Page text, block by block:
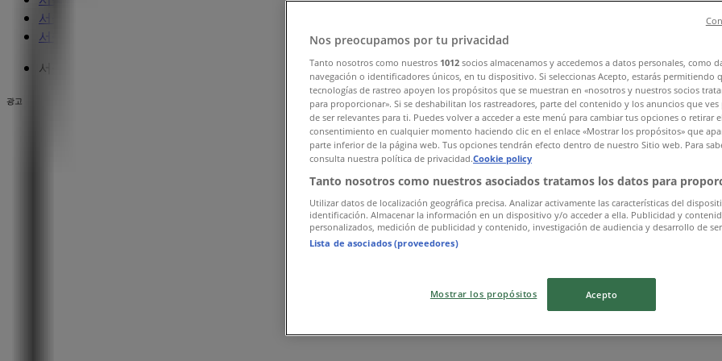
서울특별시 서점·문화센터·여행 할인 정보
서울특별시 하나투어
서울특별시 하나투어 매장
광고
Nos preocupamos por tu privacidad
Tanto nosotros como nuestros 1012 socios almacenamos y accedemos a datos personales, como
navegación o identificadores únicos, en tu dispositivo. Si seleccionas Acepto, estarás permitiendo
tecnologías de rastreo apoyen los propósitos que se muestran en «nosotros y nuestros socios
para proporcionar». Si se deshabilitan los rastreadores, parte del contenido y los anuncios que
de ser relevantes para ti. Puedes volver a acceder a este menú para cambiar tus opciones o retirar el
consentimiento en cualquier momento haciendo clic en el enlace «Mostrar los propósitos» que
parte inferior de la página web. Tus opciones tendrán efecto dentro de nuestro Sitio web. Para
consulta nuestra política de privacidad.Cookie policy
Tanto nosotros como nuestros asociados tratamos los datos para
Utilizar datos de localización geográfica precisa. Analizar activamente las características del
identificación. Almacenar la información en un dispositivo y/o acceder a ella. Publicidad y
personalizados, medición de publicidad y contenido, investigación de audiencia y desarrollo de
Lista de asociados (proveedores)
Mostrar los propósitos Acepto